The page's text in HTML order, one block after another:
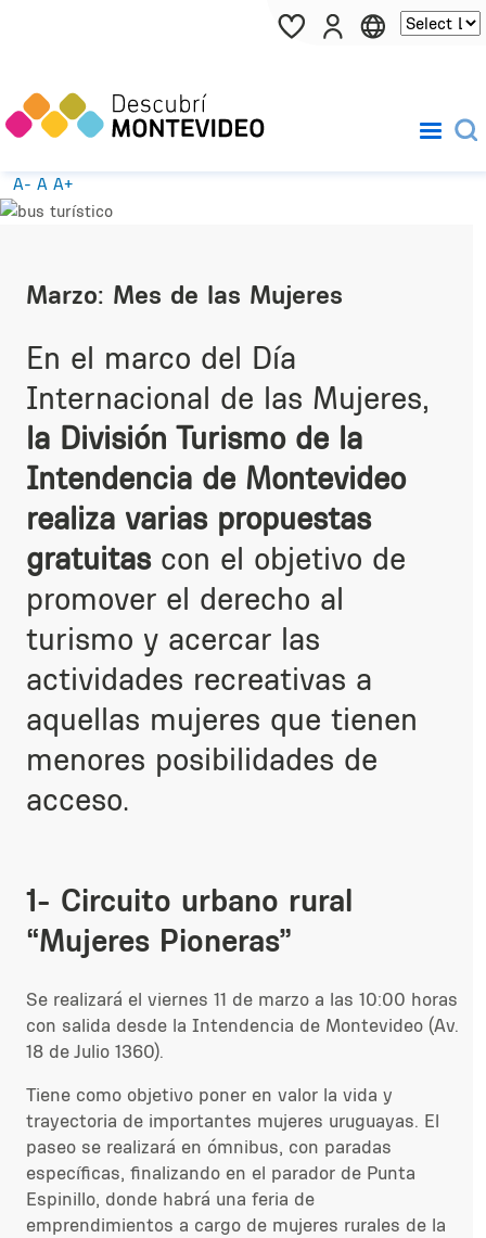
Pasar al contenido principal
A- A A+
Marzo: Mes de las Mujeres
En el marco del Día
Internacional de las Mujeres,
la División Turismo de la
Intendencia de Montevideo
realiza varias propuestas
gratuitascon el objetivo de
promover el derecho al
turismo y acercar las
actividades recreativas a
aquellas mujeres que tienen
menores posibilidades de
acceso.
1- Circuito urbano rural
“Mujeres Pioneras”
Se realizará el viernes 11 de marzo a las 10:00 horas
con salida desde la Intendencia de Montevideo (Av.
18 de Julio 1360).
Tiene como objetivo poner en valor la vida y
trayectoria de importantes mujeres uruguayas. El
paseo se realizará en ómnibus, con paradas
específicas, finalizando en el parador de Punta
Espinillo, donde habrá una feria de
emprendimientos a cargo de mujeres rurales de la